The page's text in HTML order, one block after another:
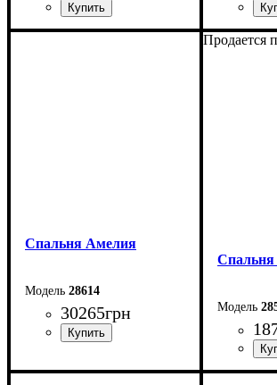
Спальня Амелия
28614
30265грн
Продается